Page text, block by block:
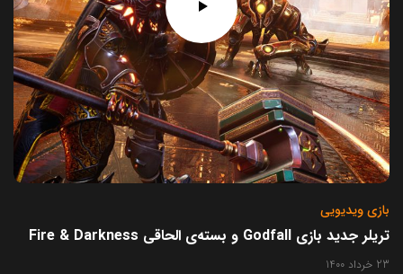
بازی ویدیویی
تریلر جدید بازی Godfall و بسته‌ی الحاقی Fire & Darkness
23 خرداد 1400